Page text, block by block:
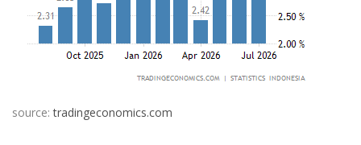
source:tradingeconomics.com